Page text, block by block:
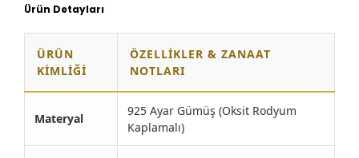
Ürün Detayları
ÜRÜN
KIMLIĞI
ÖZELLIKLER & ZANAAT
NOTLARI
Materyal
925 Ayar Gümüş (Oksit Rodyum
Kaplamalı)